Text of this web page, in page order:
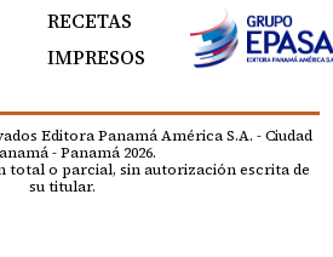
RECETAS
IMPRESOS
Editora Panamá América S.A. - Ciudad
- Panamá 2026.
total o parcial, sin autorización escrita de
su titular.